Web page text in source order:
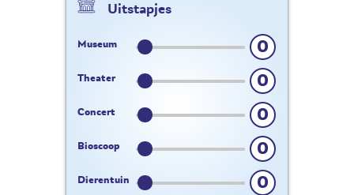
Uitstapjes
Museum 0
Theater 0
Concert 0
Bioscoop 0
Dierentuin 0